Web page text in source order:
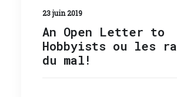
23 juin 2019
An Open Letter to
Hobbyists ou les
du mal!